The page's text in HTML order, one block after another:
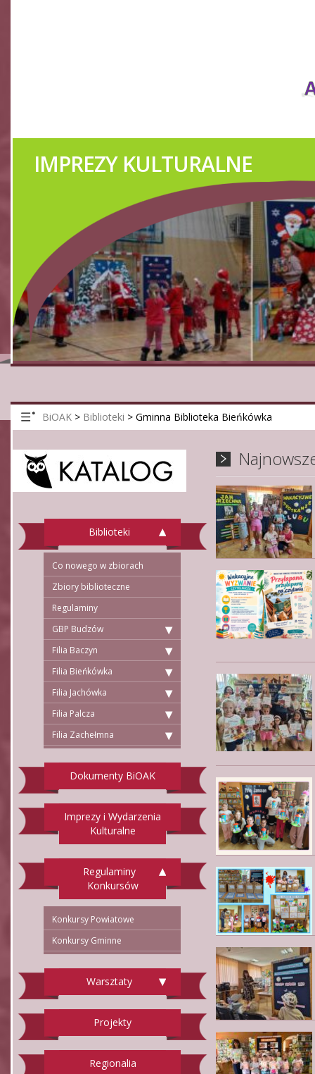
IMPREZY KULTURALNE
BiOAK > Biblioteki > Gminna Biblioteka Bieńkówka
Biblioteki
Co nowego w zbiorach
Zbiory biblioteczne
Regulaminy
GBP Budzów
Filia Baczyn
Filia Bieńkówka
Filia Jachówka
Filia Palcza
Filia Zachełmna
Dokumenty BiOAK
Imprezy i Wydarzenia
Kulturalne
Regulaminy
Konkursów
Konkursy Powiatowe
Konkursy Gminne
Warsztaty
Projekty
Regionalia